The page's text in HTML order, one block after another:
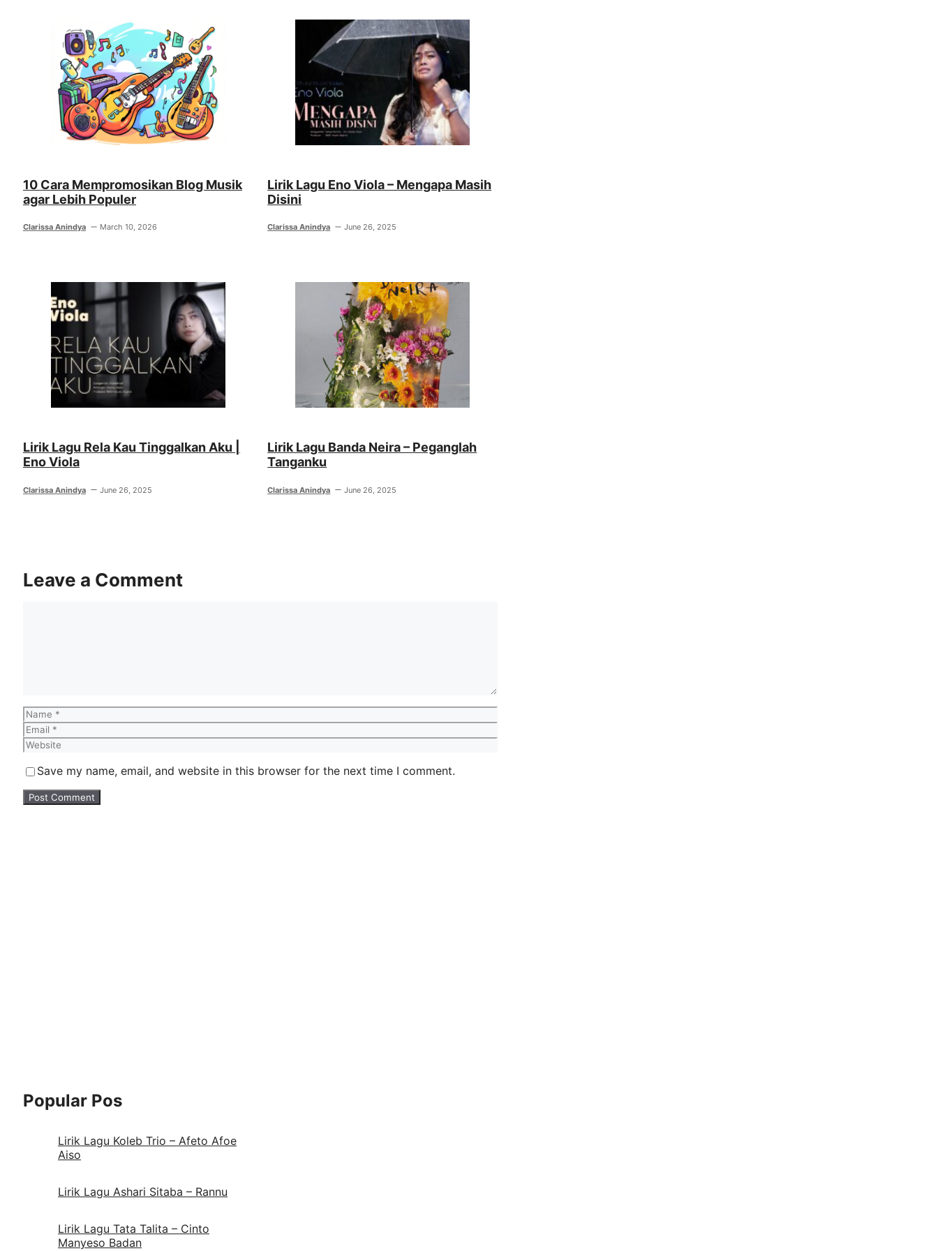
10 Cara Mempromosikan Blog Musik
agar Lebih Populer
Clarissa Anindya March 10, 2026
Lirik Lagu Eno Viola – Mengapa Masih
Disini
Clarissa Anindya June 26, 2025
Lirik Lagu Rela Kau Tinggalkan Aku |
Eno Viola
Clarissa Anindya June 26, 2025
Lirik Lagu Banda Neira – Peganglah
Tanganku
Clarissa Anindya June 26, 2025
Leave a Comment
Name
Email
Website
Save my name, email, and website in this browser for the next time I comment.
Popular Pos
Lirik Lagu Koleb Trio – Afeto Afoe
Aiso
Lirik Lagu Ashari Sitaba – Rannu
Lirik Lagu Tata Talita – Cinto
Manyeso Badan